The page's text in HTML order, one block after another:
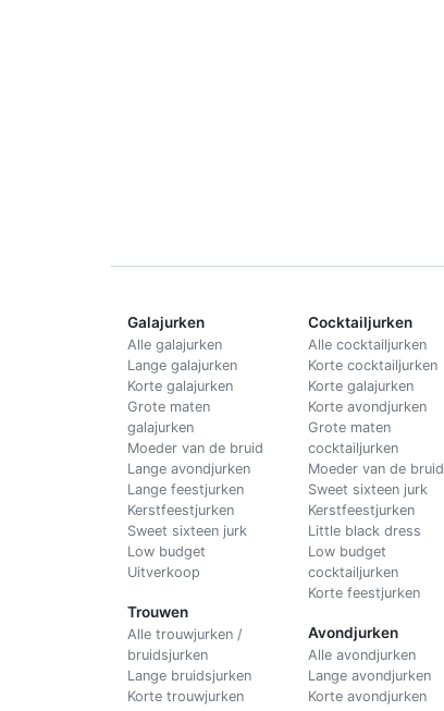
Galajurken
Alle galajurken
Lange galajurken
Korte galajurken
Grote maten
galajurken
Moeder van de bruid
Lange avondjurken
Lange feestjurken
Kerstfeestjurken
Sweet sixteen jurk
Low budget
Uitverkoop
Trouwen
Alle trouwjurken /
bruidsjurken
Lange bruidsjurken
Korte trouwjurken
Cocktailjurken
Alle cocktailjurken
Korte cocktailjurken
Korte galajurken
Korte avondjurken
Grote maten
cocktailjurken
Moeder van de bruid
Sweet sixteen jurk
Kerstfeestjurken
Little black dress
Low budget
cocktailjurken
Korte feestjurken
Avondjurken
Alle avondjurken
Lange avondjurken
Korte avondjurken